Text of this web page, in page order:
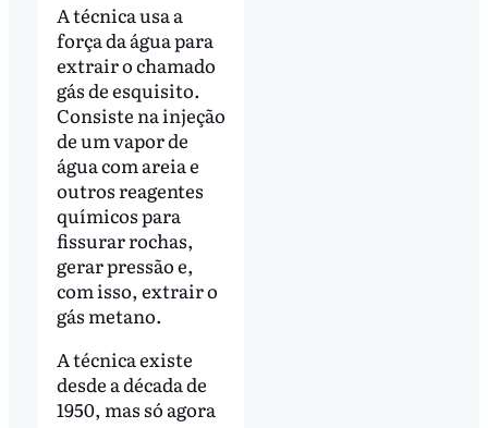
A técnica usa a
força da água para
extrair o chamado
gás de esquisito.
Consiste na injeção
de um vapor de
água com areia e
outros reagentes
químicos para
fissurar rochas,
gerar pressão e,
com isso, extrair o
gás metano.
A técnica existe
desde a década de
1950, mas só agora